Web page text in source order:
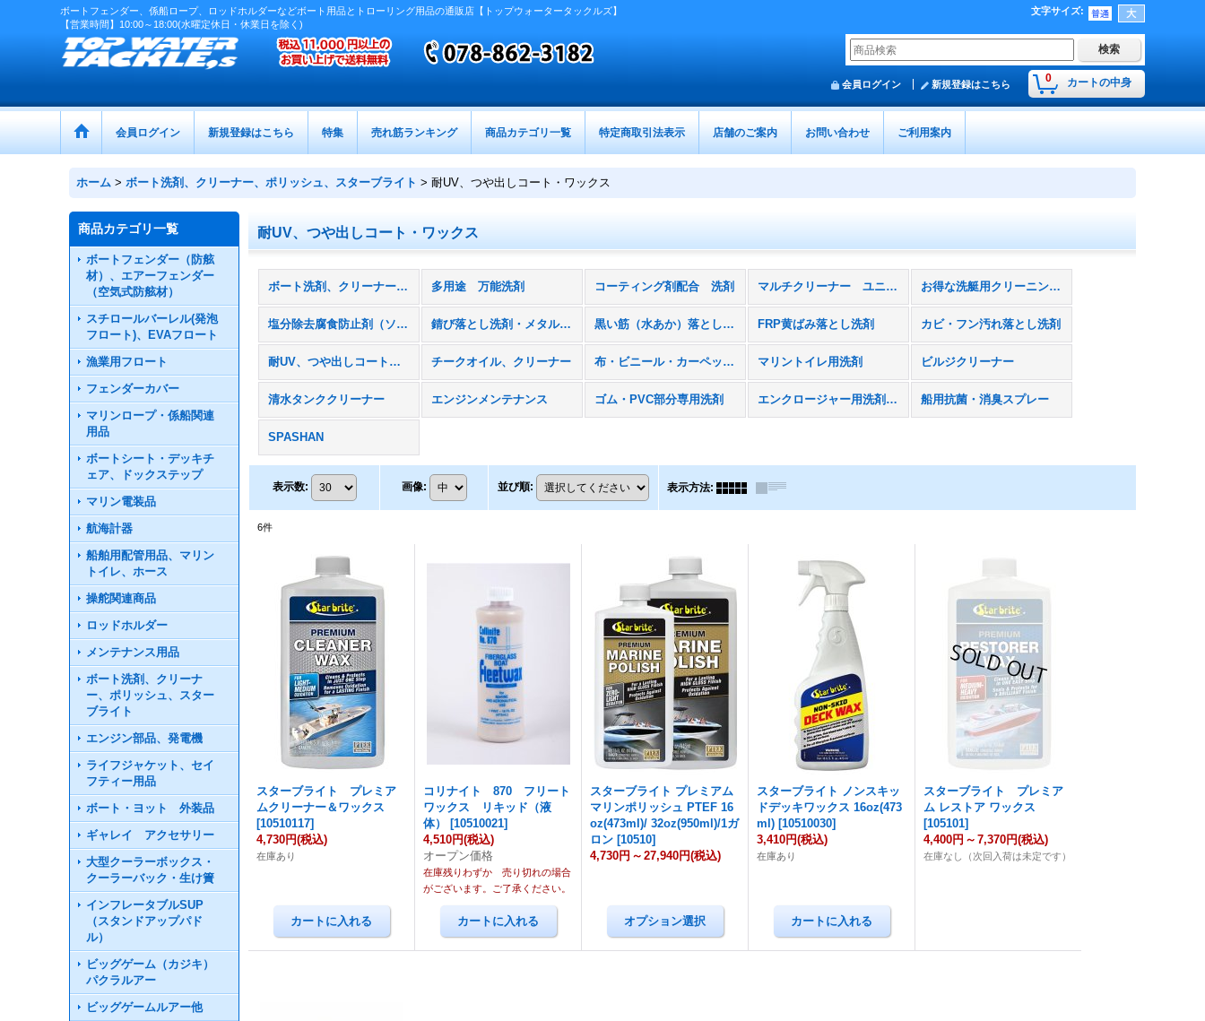
ボートフェンダー、係船ロープ、ロッドホルダーなどボート用品とトローリング用品の通販店【トップウォータータックルズ】
【営業時間】10:00～18:00(水曜定休日・休業日を除く)
文字サイズ:
0 カートの中身
会員ログイン 新規登録はこちら
会員ログイン 新規登録はこちら 特集 売れ筋ランキング 商品カテゴリ一覧 特定商取引法表示 店舗のご案内 お問い合わせ ご利用案内
ホーム > ボート洗剤、クリーナー、ポリッシュ、スターブライト > 耐UV、つや出しコート・ワックス
商品カテゴリ一覧
ボートフェンダー（防舷
材）、エアーフェンダー
（空気式防舷材）
スチロールバーレル(発泡
フロート)、EVAフロート
漁業用フロート
フェンダーカバー
マリンロープ・係船関連
用品
ボートシート・デッキチ
ェア、ドックステップ
マリン電装品
航海計器
船舶用配管用品、マリン
トイレ、ホース
操舵関連商品
ロッドホルダー
メンテナンス用品
ボート洗剤、クリーナ
ー、ポリッシュ、スター
ブライト
エンジン部品、発電機
ライフジャケット、セイ
フティー用品
ボート・ヨット 外装品
ギャレイ アクセサリー
大型クーラーボックス・
クーラーバック・生け簀
インフレータブルSUP
（スタンドアップパド
ル）
ビッグゲーム（カジキ）
パクラルアー
ビッグゲームルアー他
耐UV、つや出しコート・ワックス
ボート洗剤、クリーナー、ポリッシュ、スターブライト (全商品) 多用途 万能洗剤 コーティング剤配合 洗剤 マルチクリーナー ユニバーサルストーン お得な洗艇用クリーニングセット
塩分除去腐食防止剤（ソルトオフ） 錆び落とし洗剤・メタルコーティング剤 黒い筋（水あか）落とし洗剤 FRP黄ばみ落とし洗剤 カビ・フン汚れ落とし洗剤
耐UV、つや出しコート・ワックス チークオイル、クリーナー 布・ビニール・カーペット用洗剤、防水スプレー マリントイレ用洗剤 ビルジクリーナー
清水タンククリーナー エンジンメンテナンス ゴム・PVC部分専用洗剤 エンクロージャー用洗剤・コーティング剤 船用抗菌・消臭スプレー
SPASHAN
表示数: 画像: 並び順: 表示方法:
6件
スターブライト プレミア
ムクリーナー＆ワックス
[10510117]
4,730円(税込)
在庫あり
コリナイト 870 フリート
ワックス リキッド（液
体）
[10510021]
4,510円(税込)
オープン価格
在庫残りわずか 売り切れの場合
がございます。ご了承ください。
スターブライト プレミアム
マリンポリッシュ PTEF 16
oz(473ml)/ 32oz(950ml)/1ガ
ロン [10510]
4,730円 ～ 27,940円(税込)
スターブライト ノンスキッ
ドデッキワックス 16oz(473
ml) [10510030]
3,410円(税込)
在庫あり
スターブライト プレミア
ム レストア ワックス
[105101]
4,400円 ～ 7,370円(税込)
在庫なし（次回入荷は未定です）